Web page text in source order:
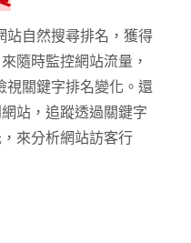
站自然搜尋排名，獲得
隨時監控網站流量，
視關鍵字排名變化。還
站，追蹤透過關鍵字
來分析網站訪客行